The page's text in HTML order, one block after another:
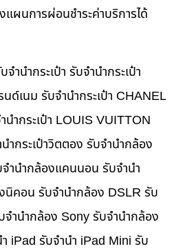
แผนการผ่อนชำระค่าบริการได้
ำนำกระเป๋า รับจำนำกระเป๋า
ด์เนม รับจำนำกระเป๋า CHANEL
นำกระเป๋า LOUIS VUITTON
ำกระเป๋าวิตตอง รับจำนำกล้อง
ำนำกล้องแคนนอน รับจำนำ
คอน รับจำนำกล้อง DSLR รับ
จำนำกล้อง Sony รับจำนำกล้อง
iPad รับจำนำ iPad Mini รับ